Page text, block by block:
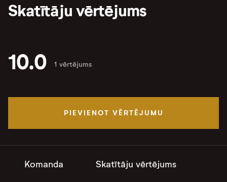
Komanda Skatītāju vērtējums
Skatītāju vērtējums
10.0 1 vērtējums
PIEVIENOT VĒRTĒJUMU